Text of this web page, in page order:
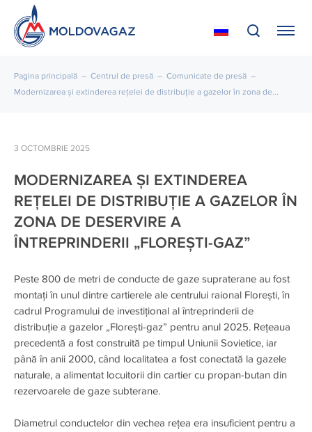
Pagina principală – Centrul de presă – Comunicate de presă –
Modernizarea și extinderea rețelei de distribuție a gazelor în zona de...
3 OCTOMBRIE 2025
MODERNIZAREA ȘI EXTINDEREA
REȚELEI DE DISTRIBUȚIE A GAZELOR ÎN
ZONA DE DESERVIRE A
ÎNTREPRINDERII „FLOREȘTI-GAZ”
Peste 800 de metri de conducte de gaze supraterane au fost
montați în unul dintre cartierele ale centrului raional Florești, în
cadrul Programului de investițional al întreprinderii de
distribuție a gazelor „Florești-gaz” pentru anul 2025. Rețeaua
precedentă a fost construită pe timpul Uniunii Sovietice, iar
până în anii 2000, când localitatea a fost conectată la gazele
naturale, a alimentat locuitorii din cartier cu propan-butan din
rezervoarele de gaze subterane.
Diametrul conductelor din vechea rețea era insuficient pentru a